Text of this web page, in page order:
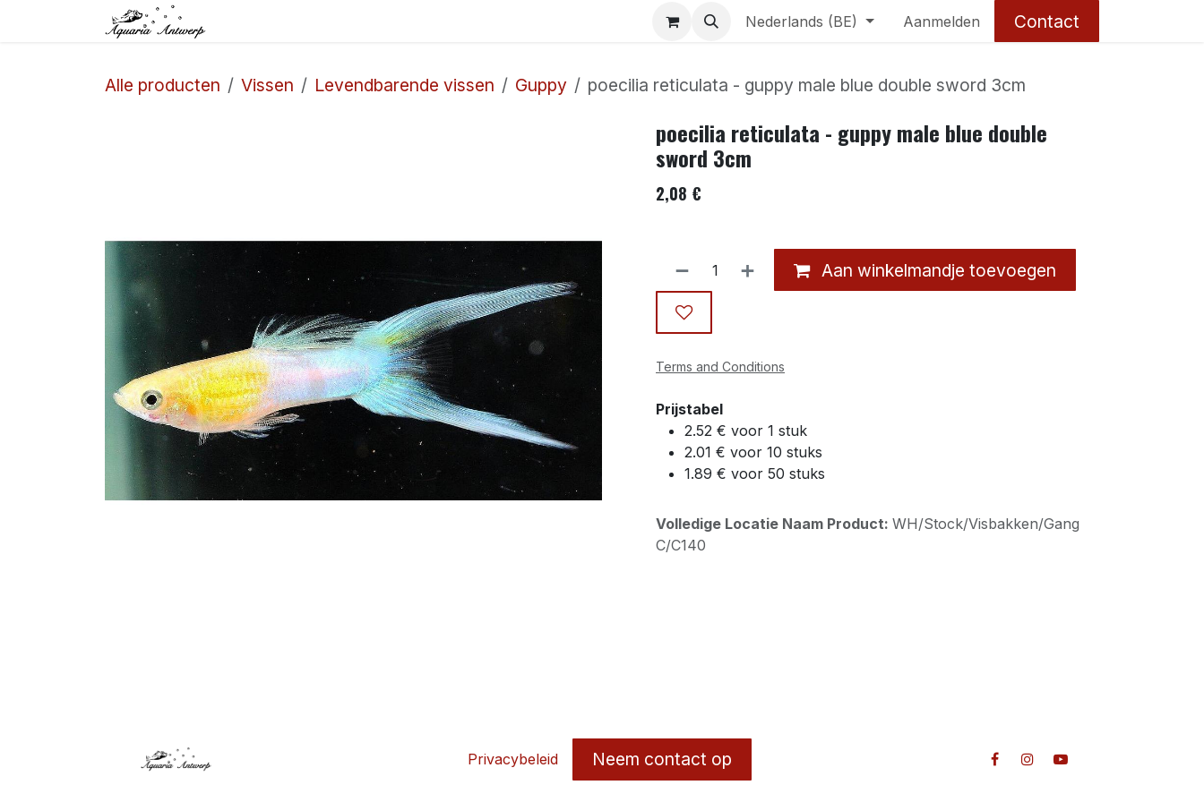
Overslaan naar inhoud Nederlands (BE) Aanmelden Contact
Alle producten Vissen Levendbarende vissen Guppy poecilia reticulata - guppy male blue double sword 3cm
poecilia reticulata - guppy male blue double
sword 3cm
2,08 €
Aan winkelmandje toevoegen
Terms and Conditions
Prijstabel
2.52 € voor 1 stuk
2.01 € voor 10 stuks
1.89 € voor 50 stuks
Volledige Locatie Naam Product: WH/Stock/Visbakken/Gang
C/C140
Privacybeleid Neem contact op